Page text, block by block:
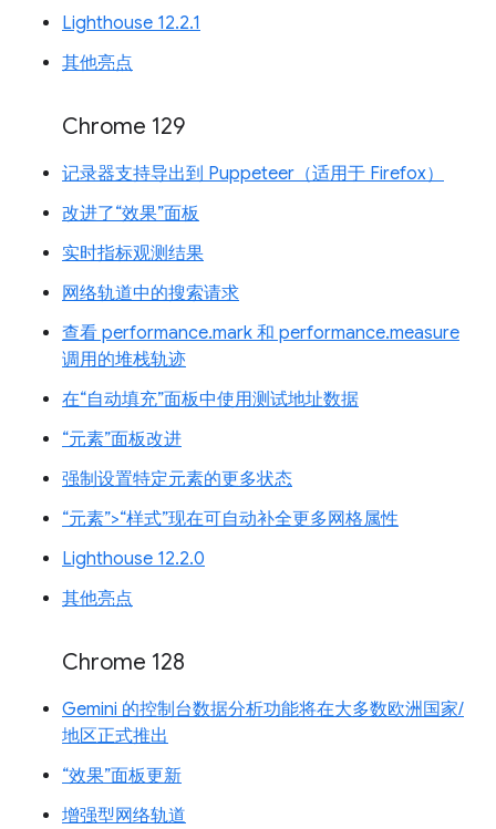
Lighthouse 12.2.1
其他亮点
Chrome 129
记录器支持导出到 Puppeteer（适用于 Firefox）
改进了“效果”面板
实时指标观测结果
网络轨道中的搜索请求
查看 performance.mark 和 performance.measure
调用的堆栈轨迹
在“自动填充”面板中使用测试地址数据
“元素”面板改进
强制设置特定元素的更多状态
“元素”>“样式”现在可自动补全更多网格属性
Lighthouse 12.2.0
其他亮点
Chrome 128
Gemini 的控制台数据分析功能将在大多数欧洲国家/
地区正式推出
“效果”面板更新
增强型网络轨道